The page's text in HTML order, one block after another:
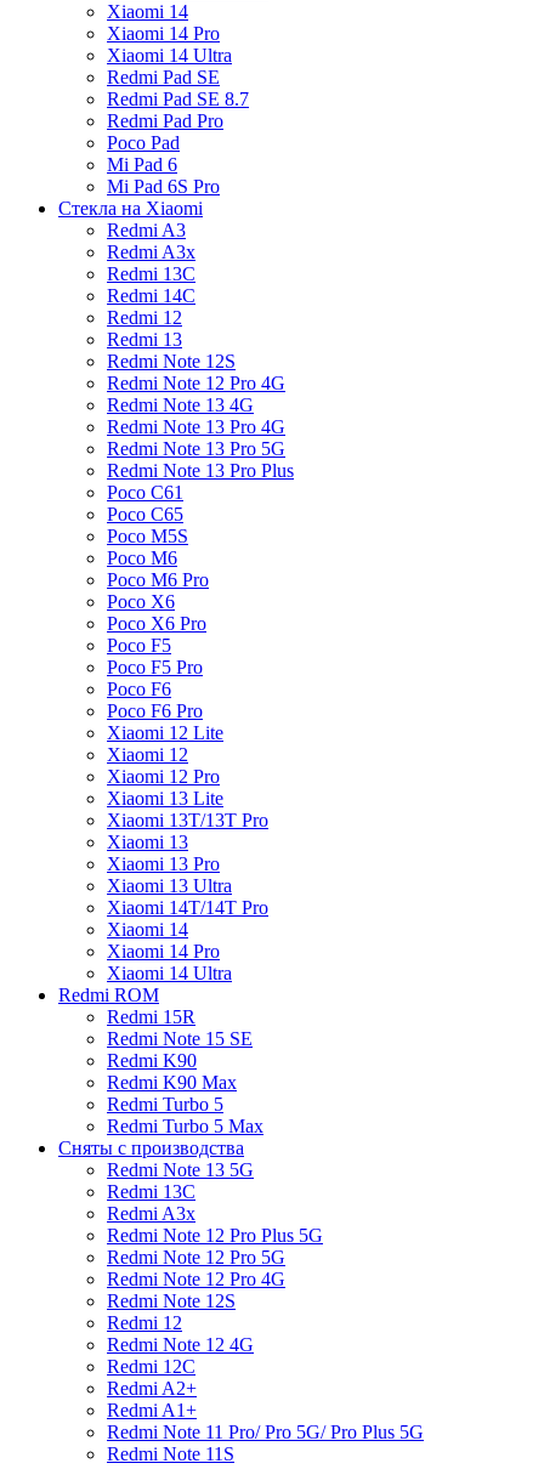
Xiaomi 14
Xiaomi 14 Pro
Xiaomi 14 Ultra
Redmi Pad SE
Redmi Pad SE 8.7
Redmi Pad Pro
Poco Pad
Mi Pad 6
Mi Pad 6S Pro
Стекла на Xiaomi
Redmi A3
Redmi A3x
Redmi 13C
Redmi 14C
Redmi 12
Redmi 13
Redmi Note 12S
Redmi Note 12 Pro 4G
Redmi Note 13 4G
Redmi Note 13 Pro 4G
Redmi Note 13 Pro 5G
Redmi Note 13 Pro Plus
Poco C61
Poco C65
Poco M5S
Poco M6
Poco M6 Pro
Poco X6
Poco X6 Pro
Poco F5
Poco F5 Pro
Poco F6
Poco F6 Pro
Xiaomi 12 Lite
Xiaomi 12
Xiaomi 12 Pro
Xiaomi 13 Lite
Xiaomi 13T/13T Pro
Xiaomi 13
Xiaomi 13 Pro
Xiaomi 13 Ultra
Xiaomi 14T/14T Pro
Xiaomi 14
Xiaomi 14 Pro
Xiaomi 14 Ultra
Redmi ROM
Redmi 15R
Redmi Note 15 SE
Redmi K90
Redmi K90 Max
Redmi Turbo 5
Redmi Turbo 5 Max
Сняты с производства
Redmi Note 13 5G
Redmi 13C
Redmi A3x
Redmi Note 12 Pro Plus 5G
Redmi Note 12 Pro 5G
Redmi Note 12 Pro 4G
Redmi Note 12S
Redmi 12
Redmi Note 12 4G
Redmi 12C
Redmi A2+
Redmi A1+
Redmi Note 11 Pro/ Pro 5G/ Pro Plus 5G
Redmi Note 11S